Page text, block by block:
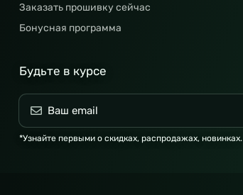
Заказать прошивку сейчас
Бонусная программа
Будьте в курсе
*Узнайте первыми о скидках, распродажах, новинках.